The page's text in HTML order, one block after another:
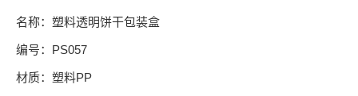
名称：塑料透明饼干包装盒
编号：PS057
材质：塑料PP